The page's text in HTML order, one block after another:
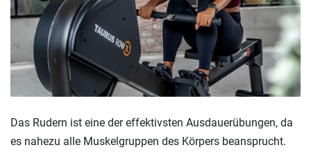
Das Rudern ist eine der effektivsten Ausdauerübungen, da
es nahezu alle Muskelgruppen des Körpers beansprucht.